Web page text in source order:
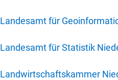
Landesamt für
Landesamt für Statistik
Landwirtschaftskammer